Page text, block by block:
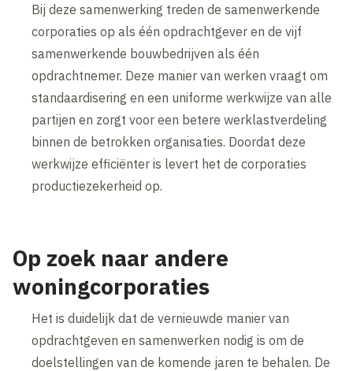
Bij deze samenwerking treden de samenwerkende
corporaties op als één opdrachtgever en de vijf
samenwerkende bouwbedrijven als één
opdrachtnemer. Deze manier van werken vraagt om
standaardisering en een uniforme werkwijze van alle
partijen en zorgt voor een betere werklastverdeling
binnen de betrokken organisaties. Doordat deze
werkwijze efficiënter is levert het de corporaties
productiezekerheid op.
Op zoek naar andere
woningcorporaties
Het is duidelijk dat de vernieuwde manier van
opdrachtgeven en samenwerken nodig is om de
doelstellingen van de komende jaren te behalen. De